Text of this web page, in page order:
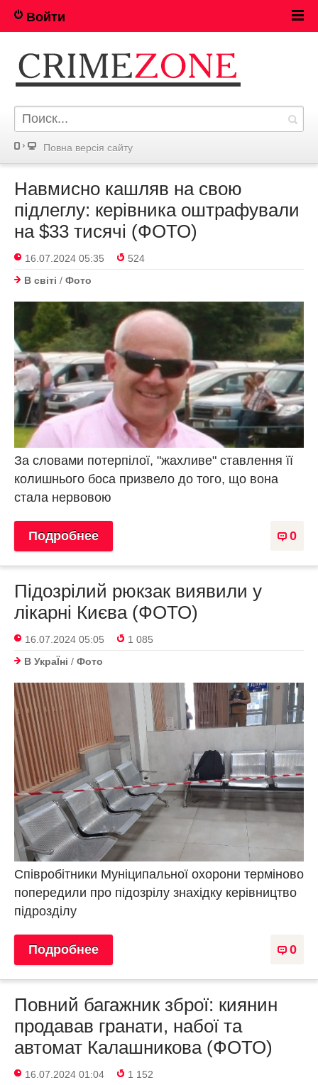
Войти
Повна версія сайту
Навмисно кашляв на свою
підлеглу: керівника оштрафували
на $33 тисячі (ФОТО)
16.07.2024 05:35
524
В світі / Фото
За словами потерпілої, "жахливе" ставлення її
колишнього боса призвело до того, що вона
стала нервовою
0
Подробнее
Підозрілий рюкзак виявили у
лікарні Києва (ФОТО)
16.07.2024 05:05
1 085
В УкраЇнi / Фото
Співробітники Муніципальної охорони терміново
попередили про підозрілу знахідку керівництво
підрозділу
0
Подробнее
Повний багажник зброї: киянин
продавав гранати, набої та
автомат Калашникова (ФОТО)
16.07.2024 01:04
1 152